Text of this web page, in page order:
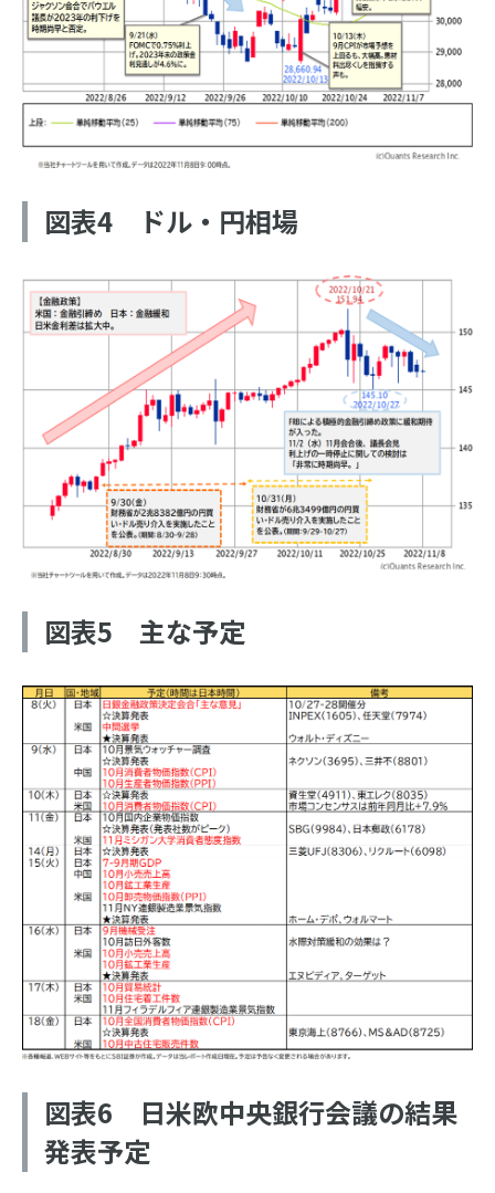
図表4 ドル・円相場
図表5 主な予定
図表6 日米欧中央銀行会議の結果
発表予定